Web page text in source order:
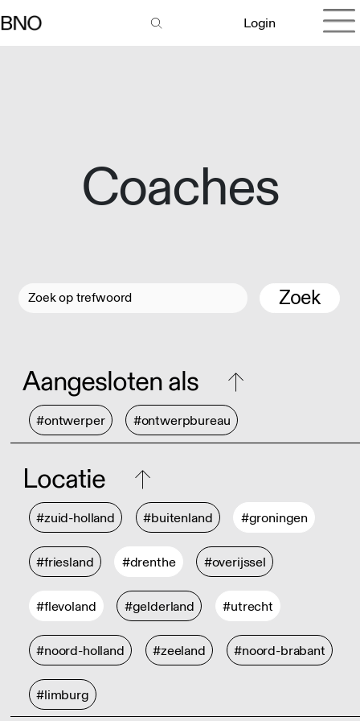
Login
Coaches
Zoek
Aangesloten als
#ontwerper #ontwerpbureau
Locatie
#zuid-holland #buitenland #groningen
#friesland #drenthe #overijssel
#flevoland #gelderland #utrecht
#noord-holland #zeeland #noord-brabant
#limburg